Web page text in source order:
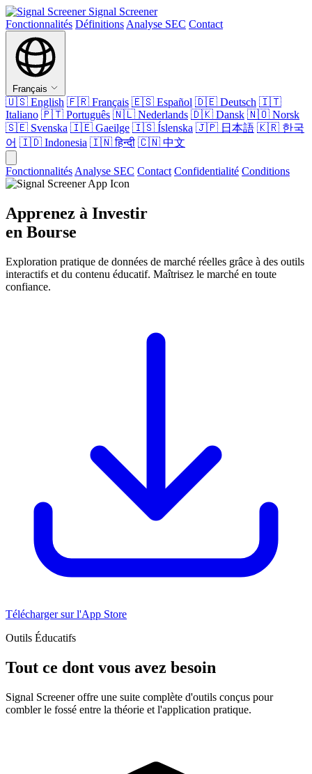
Signal Screener
Fonctionnalités Définitions Analyse SEC Contact
Français
🇺🇸 English 🇫🇷 Français 🇪🇸 Español 🇩🇪 Deutsch 🇮🇹
Italiano 🇵🇹 Português 🇳🇱 Nederlands 🇩🇰 Dansk 🇳🇴 Norsk
🇸🇪 Svenska 🇮🇪 Gaeilge 🇮🇸 Íslenska 🇯🇵 日本語 🇰🇷 한국
어 🇮🇩 Indonesia 🇮🇳हिन्दी 🇨🇳 中文
Fonctionnalités Analyse SEC Contact Confidentialité Conditions
Apprenez à Investir
en Bourse
Exploration pratique de données de marché réelles grâce à des outils
interactifs et du contenu éducatif. Maîtrisez le marché en toute
confiance.
Télécharger sur l'App Store
Outils Éducatifs
Tout ce dont vous avez besoin
Signal Screener offre une suite complète d'outils conçus pour
combler le fossé entre la théorie et l'application pratique.